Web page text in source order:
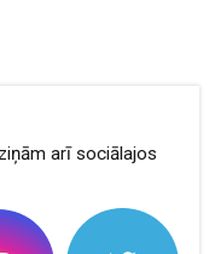
arī sociālajos